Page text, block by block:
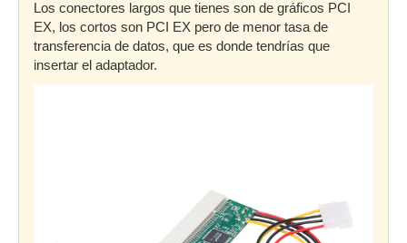
Los conectores largos que tienes son de gráficos PCI
EX, los cortos son PCI EX pero de menor tasa de
transferencia de datos, que es donde tendrías que
insertar el adaptador.